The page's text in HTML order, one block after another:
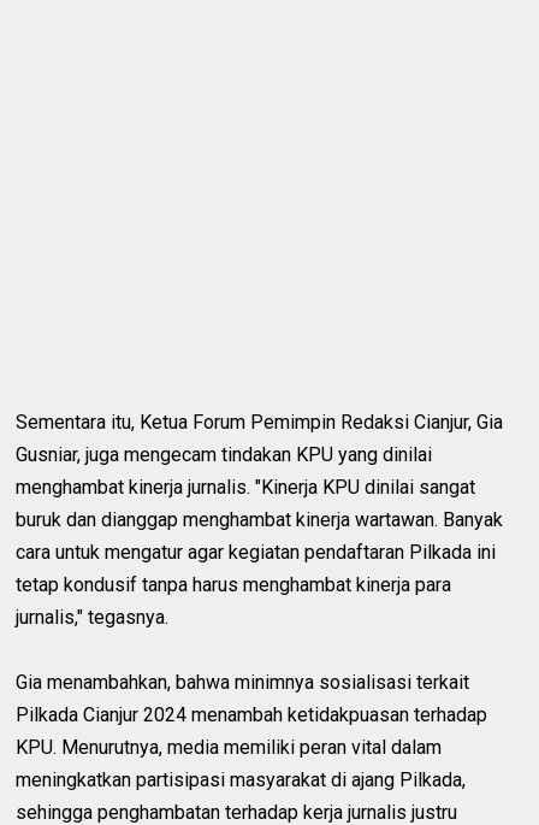
Sementara itu, Ketua Forum Pemimpin Redaksi Cianjur, Gia
Gusniar, juga mengecam tindakan KPU yang dinilai
menghambat kinerja jurnalis. "Kinerja KPU dinilai sangat
buruk dan dianggap menghambat kinerja wartawan. Banyak
cara untuk mengatur agar kegiatan pendaftaran Pilkada ini
tetap kondusif tanpa harus menghambat kinerja para
jurnalis," tegasnya.
Gia menambahkan, bahwa minimnya sosialisasi terkait
Pilkada Cianjur 2024 menambah ketidakpuasan terhadap
KPU. Menurutnya, media memiliki peran vital dalam
meningkatkan partisipasi masyarakat di ajang Pilkada,
sehingga penghambatan terhadap kerja jurnalis justru